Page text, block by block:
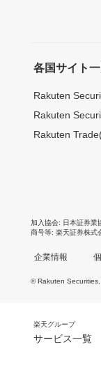
各国サイト
Rakuten
Rakuten
Rakuten
加入協会 日本証券業
商号等 楽天証券株式
企業情報
© Rakuten Securities,
楽天グループ
サービス一覧